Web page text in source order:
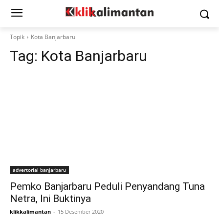
Topik Kota Banjarbaru
Tag: Kota Banjarbaru
advertorial banjarbaru
Pemko Banjarbaru Peduli Penyandang Tuna
Netra, Ini Buktinya
klikkalimantan - 15 Desember 2020